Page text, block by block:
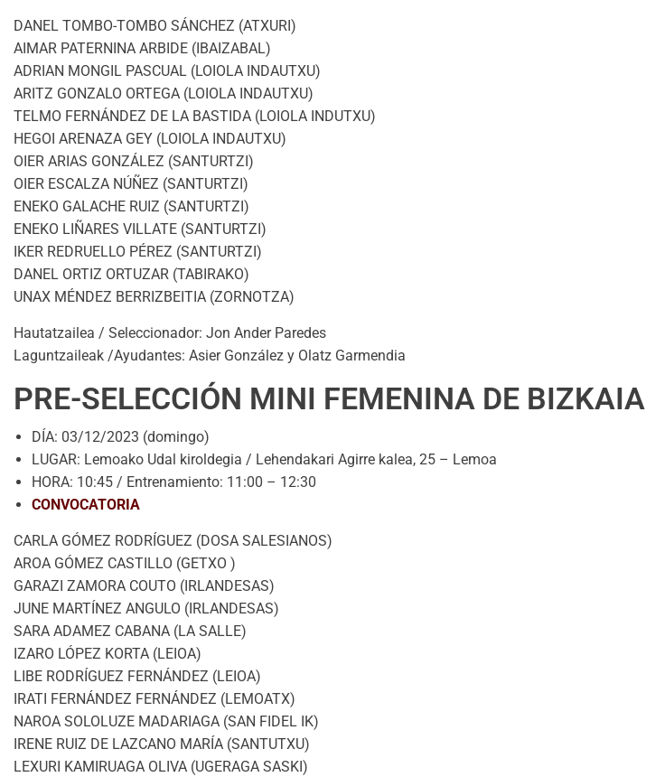
DANEL TOMBO-TOMBO SÁNCHEZ (ATXURI)
AIMAR PATERNINA ARBIDE (IBAIZABAL)
ADRIAN MONGIL PASCUAL (LOIOLA INDAUTXU)
ARITZ GONZALO ORTEGA (LOIOLA INDAUTXU)
TELMO FERNÁNDEZ DE LA BASTIDA (LOIOLA INDUTXU)
HEGOI ARENAZA GEY (LOIOLA INDAUTXU)
OIER ARIAS GONZÁLEZ (SANTURTZI)
OIER ESCALZA NÚÑEZ (SANTURTZI)
ENEKO GALACHE RUIZ (SANTURTZI)
ENEKO LIÑARES VILLATE (SANTURTZI)
IKER REDRUELLO PÉREZ (SANTURTZI)
DANEL ORTIZ ORTUZAR (TABIRAKO)
UNAX MÉNDEZ BERRIZBEITIA (ZORNOTZA)
Hautatzailea / Seleccionador: Jon Ander Paredes
Laguntzaileak /Ayudantes: Asier González y Olatz Garmendia
PRE-SELECCIÓN MINI FEMENINA DE BIZKAIA
DÍA: 03/12/2023 (domingo)
LUGAR: Lemoako Udal kiroldegia / Lehendakari Agirre kalea, 25 – Lemoa
HORA: 10:45 / Entrenamiento: 11:00 – 12:30
CONVOCATORIA
CARLA GÓMEZ RODRÍGUEZ (DOSA SALESIANOS)
AROA GÓMEZ CASTILLO (GETXO )
GARAZI ZAMORA COUTO (IRLANDESAS)
JUNE MARTÍNEZ ANGULO (IRLANDESAS)
SARA ADAMEZ CABANA (LA SALLE)
IZARO LÓPEZ KORTA (LEIOA)
LIBE RODRÍGUEZ FERNÁNDEZ (LEIOA)
IRATI FERNÁNDEZ FERNÁNDEZ (LEMOATX)
NAROA SOLOLUZE MADARIAGA (SAN FIDEL IK)
IRENE RUIZ DE LAZCANO MARÍA (SANTUTXU)
LEXURI KAMIRUAGA OLIVA (UGERAGA SASKI)